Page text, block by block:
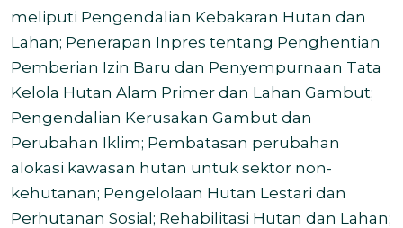
meliputi Pengendalian Kebakaran Hutan dan
Lahan; Penerapan Inpres tentang Penghentian
Pemberian Izin Baru dan Penyempurnaan Tata
Kelola Hutan Alam Primer dan Lahan Gambut;
Pengendalian Kerusakan Gambut dan
Perubahan Iklim; Pembatasan perubahan
alokasi kawasan hutan untuk sektor non-
kehutanan; Pengelolaan Hutan Lestari dan
Perhutanan Sosial; Rehabilitasi Hutan dan Lahan;